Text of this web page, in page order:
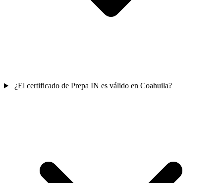
¿El certificado de Prepa IN es válido en Coahuila?